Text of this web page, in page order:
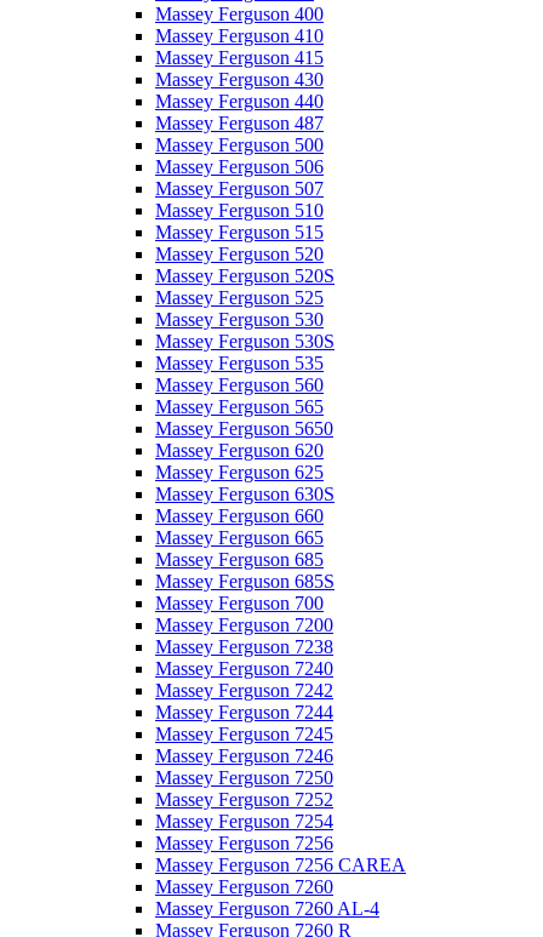
Massey Ferguson 400
Massey Ferguson 410
Massey Ferguson 415
Massey Ferguson 430
Massey Ferguson 440
Massey Ferguson 487
Massey Ferguson 500
Massey Ferguson 506
Massey Ferguson 507
Massey Ferguson 510
Massey Ferguson 515
Massey Ferguson 520
Massey Ferguson 520S
Massey Ferguson 525
Massey Ferguson 530
Massey Ferguson 530S
Massey Ferguson 535
Massey Ferguson 560
Massey Ferguson 565
Massey Ferguson 5650
Massey Ferguson 620
Massey Ferguson 625
Massey Ferguson 630S
Massey Ferguson 660
Massey Ferguson 665
Massey Ferguson 685
Massey Ferguson 685S
Massey Ferguson 700
Massey Ferguson 7200
Massey Ferguson 7238
Massey Ferguson 7240
Massey Ferguson 7242
Massey Ferguson 7244
Massey Ferguson 7245
Massey Ferguson 7246
Massey Ferguson 7250
Massey Ferguson 7252
Massey Ferguson 7254
Massey Ferguson 7256
Massey Ferguson 7256 CAREA
Massey Ferguson 7260
Massey Ferguson 7260 AL-4
Massey Ferguson 7260 R